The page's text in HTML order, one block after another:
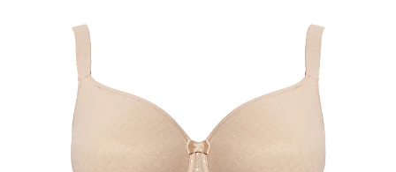
Kinderen
Lingerie